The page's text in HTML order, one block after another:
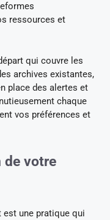
ressources et
qui couvre les
archives existantes,
place des alertes et
chaque
vos préférences et
de votre
une pratique qui